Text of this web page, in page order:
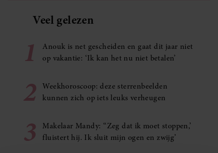
Veel gelezen
1
Anouk is net gescheiden en gaat dit jaar niet
op vakantie: ‘Ik kan het nu niet betalen’
2
Weekhoroscoop: deze sterrenbeelden
kunnen zich op iets leuks verheugen
3
Makelaar Mandy: ‘‘Zeg dat ik moet stoppen,’
fluistert hij. Ik sluit mijn ogen en zwijg’